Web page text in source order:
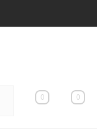
0 0